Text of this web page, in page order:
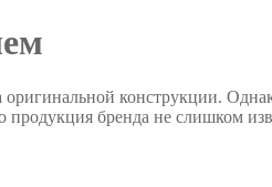
конструкции.
бренда не слишком